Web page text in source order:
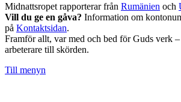
Midnattsropet rapporterar från Rumänien och
Vill du ge en gåva? Information om
på Kontaktsidan.
Framför allt, var med och bed för Guds verk
arbeterare till skörden.
Till menyn